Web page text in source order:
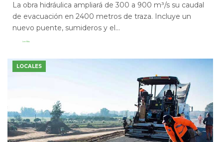
La obra hidráulica ampliará de 300 a 900 m³/s su caudal
de evacuación en 2400 metros de traza. Incluye un
nuevo puente, sumideros y el...
Leer Más
LOCALES